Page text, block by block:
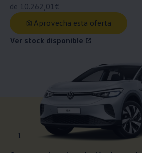
de 10.262,01€
Aprovecha esta oferta
Ver stock disponible
1